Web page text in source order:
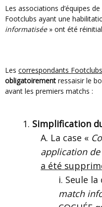
Les associations d’équipes de l’ensemble des comptes utilisateurs
Footclubs ayant une
informatisée» ont été
Les correspondants Footclubs
obligatoirement ressaisir le
avant les premiers matchs :
Simplification
La case «
application
a été
Seule la
match